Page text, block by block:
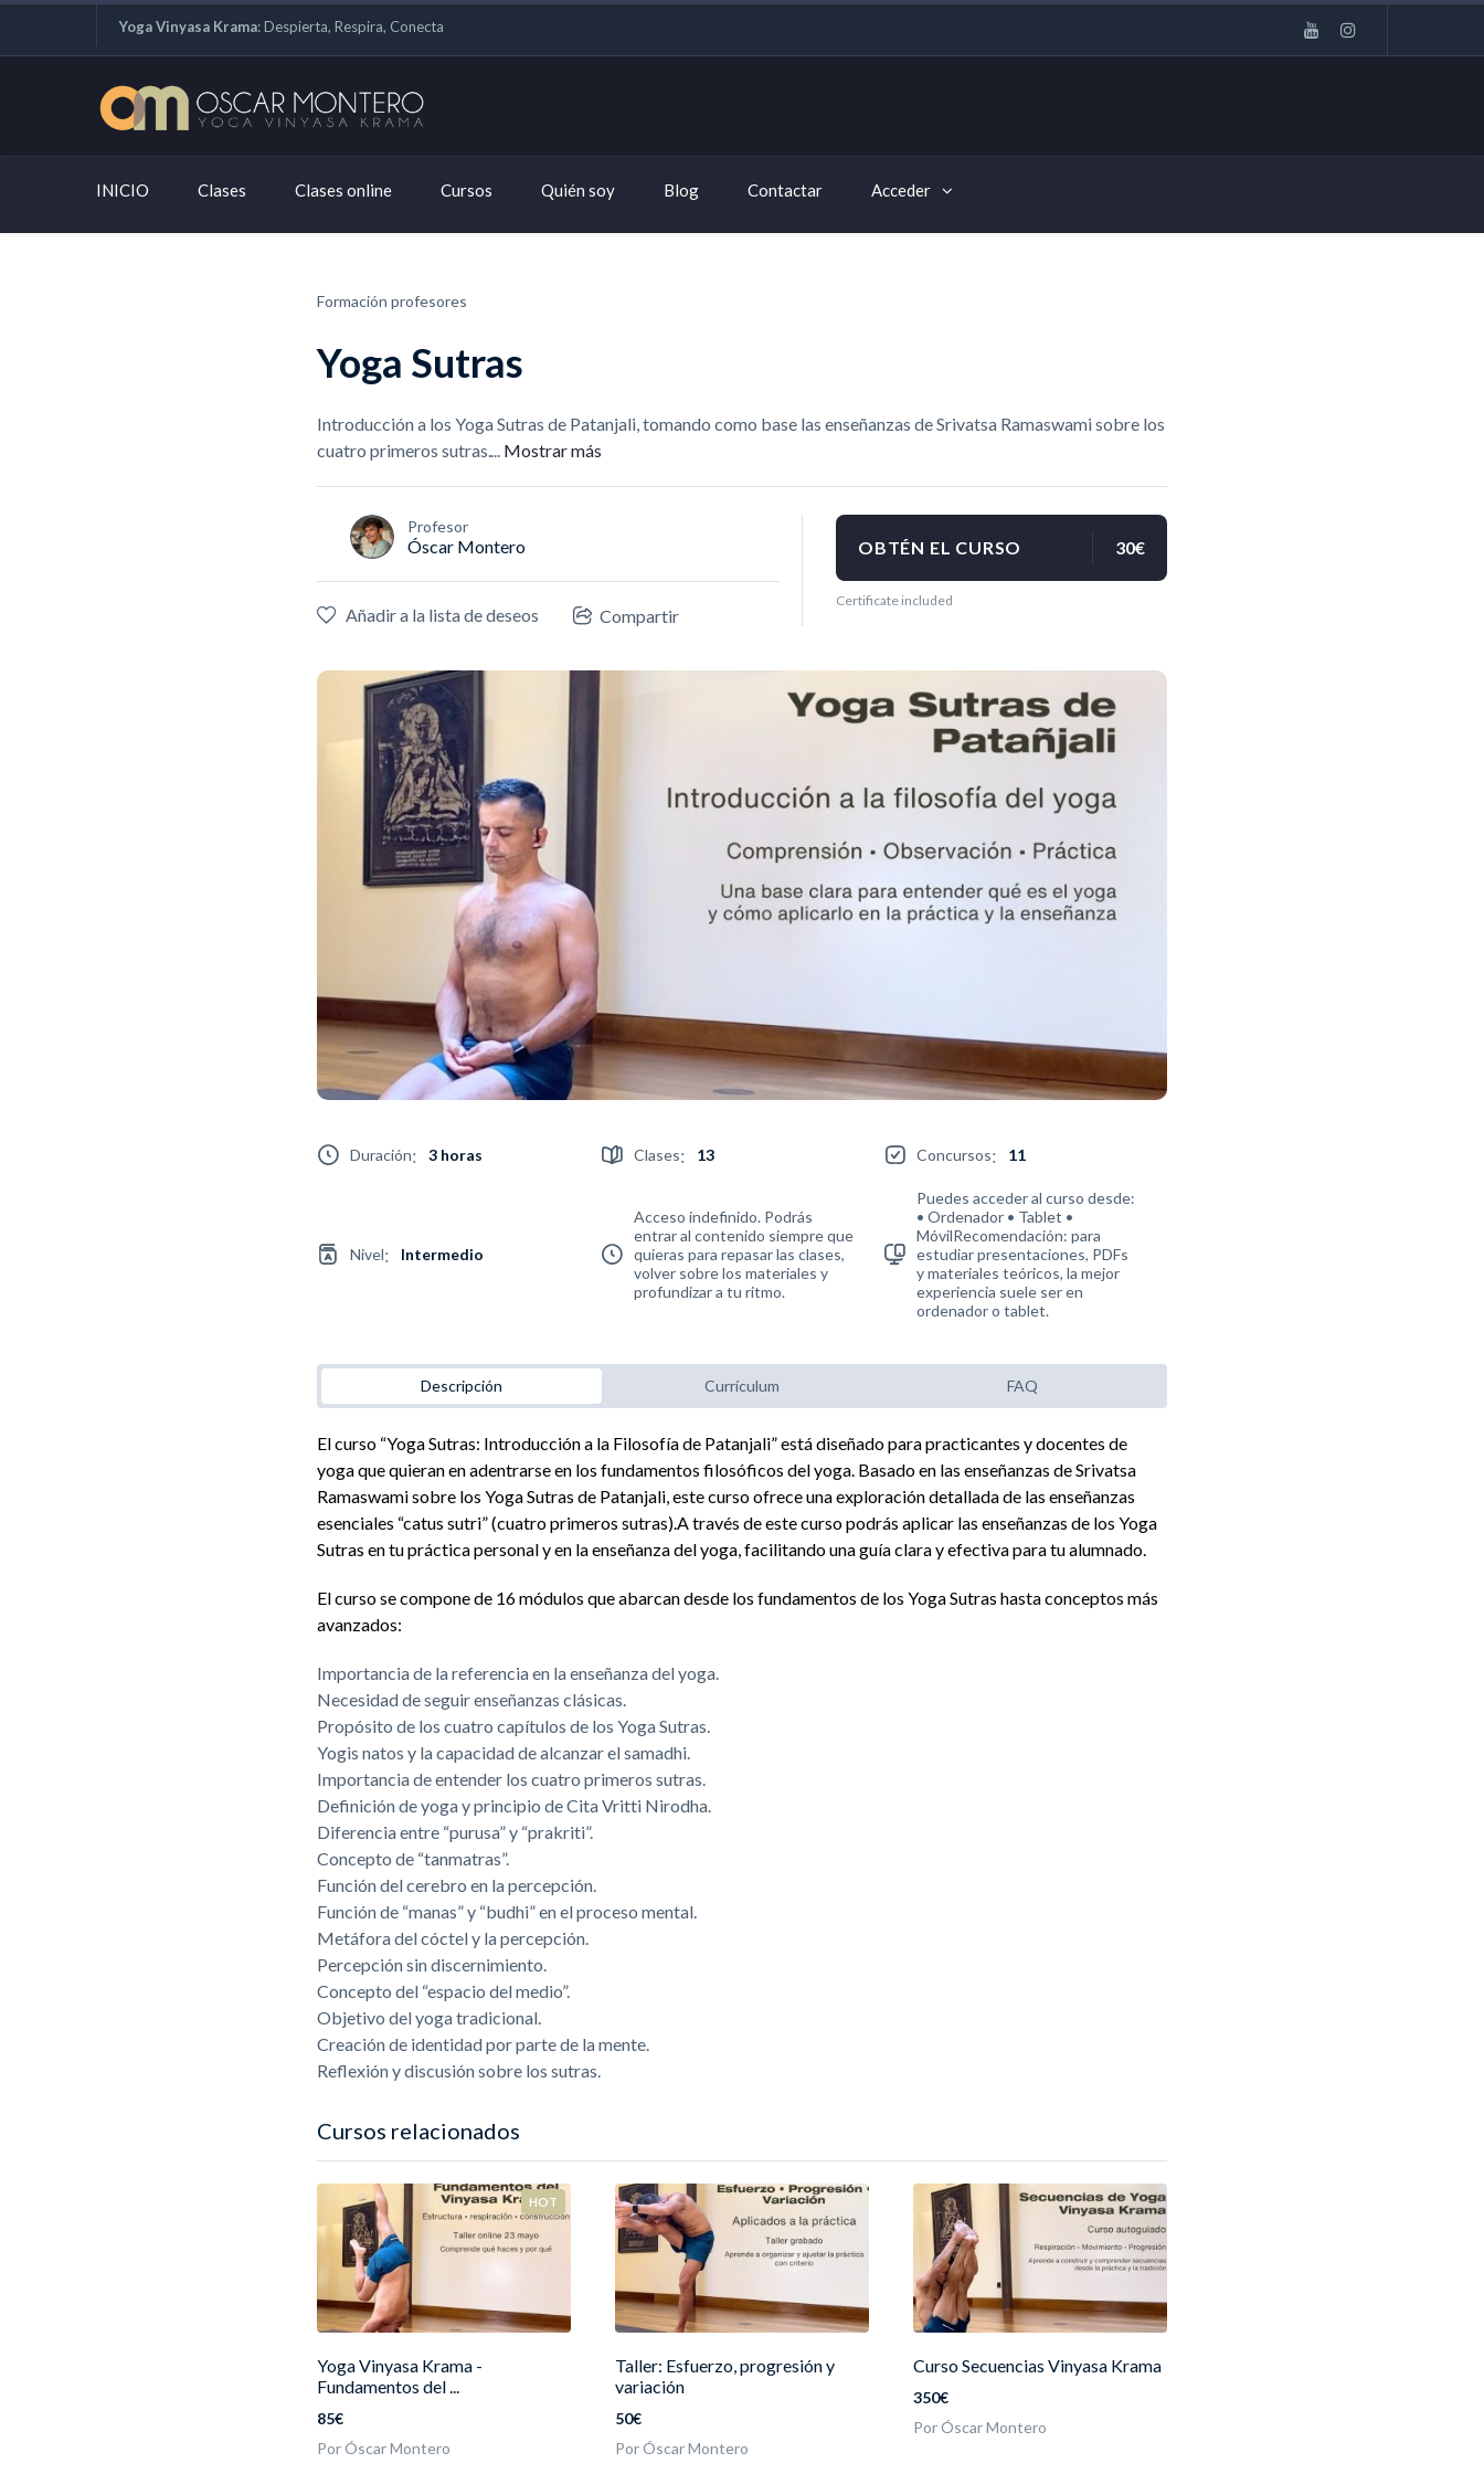
Yoga Vinyasa Krama: Despierta, Respira, Conecta
INICIO Clases Clases online Cursos Quién soy Blog Contactar Acceder
Formación profesores
Yoga Sutras
Introducción a los Yoga Sutras de Patanjali, tomando como base las enseñanzas de Srivatsa Ramaswami sobre los
cuatro primeros sutras.... Mostrar más
Profesor
Óscar Montero
Añadir a la lista de deseos Compartir
OBTÉN EL CURSO 30€
Certificate included
Duración: 3 horas Clases: 13 Concursos: 11
Nivel: Intermedio
Acceso indefinido. Podrás
entrar al contenido siempre que
quieras para repasar las clases,
volver sobre los materiales y
profundizar a tu ritmo.
Puedes acceder al curso desde:
• Ordenador • Tablet •
MóvilRecomendación: para
estudiar presentaciones, PDFs
y materiales teóricos, la mejor
experiencia suele ser en
ordenador o tablet.
Descripción Currículum FAQ
El curso “Yoga Sutras: Introducción a la Filosofía de Patanjali” está diseñado para practicantes y docentes de
yoga que quieran en adentrarse en los fundamentos filosóficos del yoga. Basado en las enseñanzas de Srivatsa
Ramaswami sobre los Yoga Sutras de Patanjali, este curso ofrece una exploración detallada de las enseñanzas
esenciales “catus sutri” (cuatro primeros sutras).A través de este curso podrás aplicar las enseñanzas de los Yoga
Sutras en tu práctica personal y en la enseñanza del yoga, facilitando una guía clara y efectiva para tu alumnado.
El curso se compone de 16 módulos que abarcan desde los fundamentos de los Yoga Sutras hasta conceptos más
avanzados:
Importancia de la referencia en la enseñanza del yoga.
Necesidad de seguir enseñanzas clásicas.
Propósito de los cuatro capítulos de los Yoga Sutras.
Yogis natos y la capacidad de alcanzar el samadhi.
Importancia de entender los cuatro primeros sutras.
Definición de yoga y principio de Cita Vritti Nirodha.
Diferencia entre “purusa” y “prakriti”.
Concepto de “tanmatras”.
Función del cerebro en la percepción.
Función de “manas” y “budhi” en el proceso mental.
Metáfora del cóctel y la percepción.
Percepción sin discernimiento.
Concepto del “espacio del medio”.
Objetivo del yoga tradicional.
Creación de identidad por parte de la mente.
Reflexión y discusión sobre los sutras.
Cursos relacionados
HOT
Yoga Vinyasa Krama -
Fundamentos del ...
85€
Por Óscar Montero
Taller: Esfuerzo, progresión y
variación
50€
Por Óscar Montero
Curso Secuencias Vinyasa Krama
350€
Por Óscar Montero